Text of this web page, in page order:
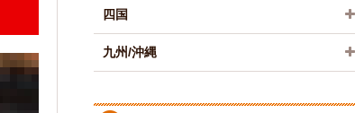
四国
九州/沖縄